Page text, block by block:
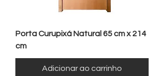
Porta Curupixá Natural 65 cm x 214
cm
Adicionar ao carrinho